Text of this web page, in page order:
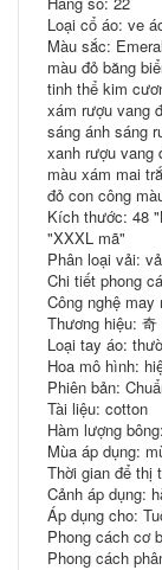
Loại cổ áo: ve
Màu sắc:
màu đỏ băng
tinh thể kim
xám rượu vang
sáng ánh sáng
xanh rượu vang
màu xám mai
đỏ con công
Kích thước: 48
"XXXL mã"
Phân loại vải:
Chi tiết phong
Công nghệ
Thương hiệu: 奇
Loại tay áo:
Hoa mô hình:
Phiên bản:
Tài liệu: cotton
Hàm lượng
Mùa áp dụng:
Thời gian để thị
Cảnh áp dụng:
Áp dụng cho:
Phong cách cơ
Phong cách